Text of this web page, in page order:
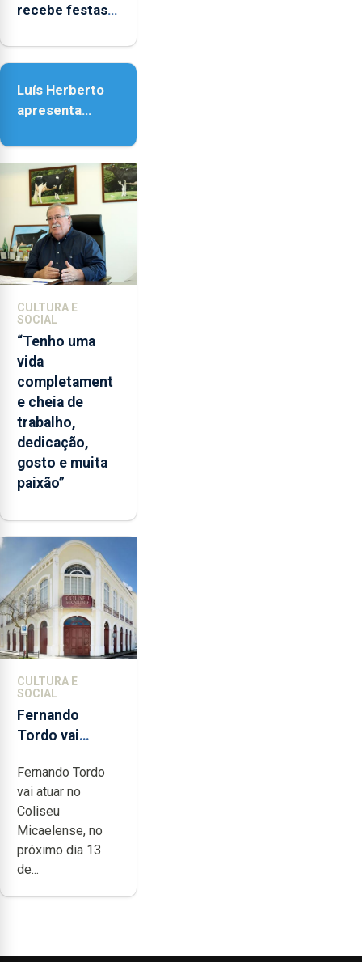
recebe festas
Nossa Senhora
Luís Herberto
apresenta
Paisagem’
CULTURA E
SOCIAL
“Tenho uma
vida
completament
e cheia de
trabalho,
dedicação,
gosto e muita
paixão”
CULTURA E
SOCIAL
Fernando
Tordo vai
anos de
carreira no
Coliseu
Micaelense
Fernando Tordo
vai atuar no
Coliseu
Micaelense, no
próximo dia 13
de...